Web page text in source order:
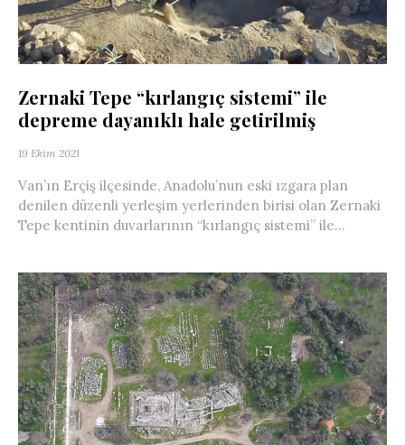
Zernaki Tepe “kırlangıç sistemi” ile
depreme dayanıklı hale getirilmiş
19 Ekim 2021
Van’ın Erçiş ilçesinde, Anadolu’nun eski ızgara plan
denilen düzenli yerleşim yerlerinden birisi olan Zernaki
Tepe kentinin duvarlarının “kırlangıç sistemi” ile...